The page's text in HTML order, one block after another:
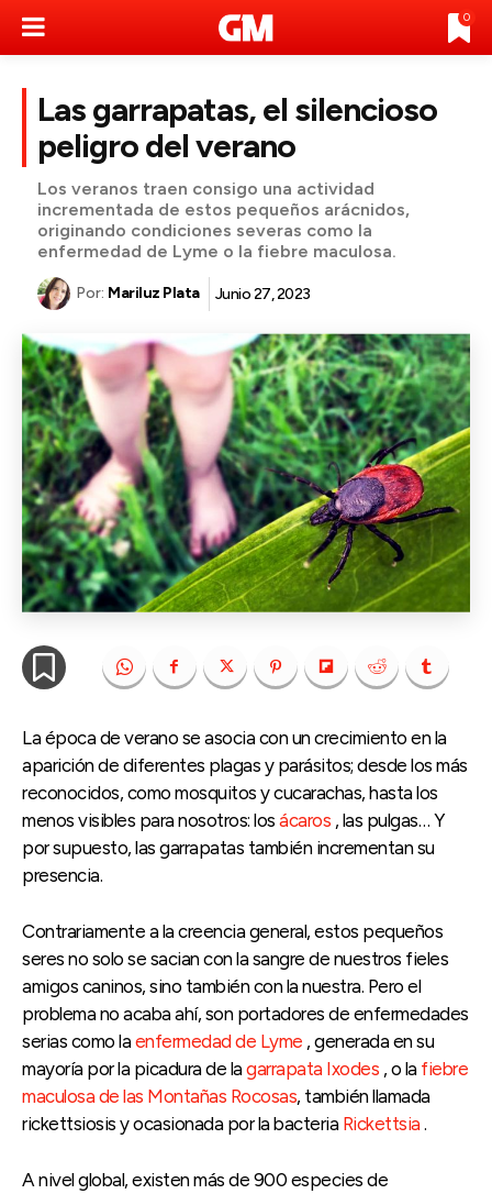
0
Las garrapatas, el silencioso
peligro del verano
Los veranos traen consigo una actividad
incrementada de estos pequeños arácnidos,
originando condiciones severas como la
enfermedad de Lyme o la fiebre maculosa.
Por: Mariluz Plata Junio 27, 2023
La época de verano se asocia con un crecimiento en la
aparición de diferentes plagas y parásitos; desde los más
reconocidos, como mosquitos y cucarachas, hasta los
menos visibles para nosotros: los ácaros , las pulgas… Y
por supuesto, las garrapatas también incrementan su
presencia.
Contrariamente a la creencia general, estos pequeños
seres no solo se sacian con la sangre de nuestros fieles
amigos caninos, sino también con la nuestra. Pero el
problema no acaba ahí, son portadores de enfermedades
serias como laenfermedad de Lyme , generada en su
mayoría por la picadura de lagarrapata Ixodes , o la fiebre
maculosa de las Montañas Rocosas, también llamada
rickettsiosis y ocasionada por la bacteria Rickettsia .
A nivel global, existen más de 900 especies de